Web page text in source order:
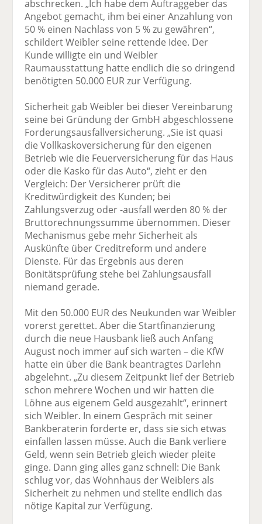
abschrecken. „Ich habe dem Auftraggeber das
Angebot gemacht, ihm bei einer Anzahlung von
50 % einen Nachlass von 5 % zu gewähren“,
schildert Weibler seine rettende Idee. Der
Kunde willigte ein und Weibler
Raumausstattung hatte endlich die so dringend
benötigten 50.000 EUR zur Verfügung.
Sicherheit gab Weibler bei dieser Vereinbarung
seine bei Gründung der GmbH abgeschlossene
Forderungsausfallversicherung. „Sie ist quasi
die Vollkaskoversicherung für den eigenen
Betrieb wie die Feuerversicherung für das Haus
oder die Kasko für das Auto“, zieht er den
Vergleich: Der Versicherer prüft die
Kreditwürdigkeit des Kunden; bei
Zahlungsverzug oder -ausfall werden 80 % der
Bruttorechnungssumme übernommen. Dieser
Mechanismus gebe mehr Sicherheit als
Auskünfte über Creditreform und andere
Dienste. Für das Ergebnis aus deren
Bonitätsprüfung stehe bei Zahlungsausfall
niemand gerade.
Mit den 50.000 EUR des Neukunden war Weibler
vorerst gerettet. Aber die Startfinanzierung
durch die neue Hausbank ließ auch Anfang
August noch immer auf sich warten – die KfW
hatte ein über die Bank beantragtes Darlehn
abgelehnt. „Zu diesem Zeitpunkt lief der Betrieb
schon mehrere Wochen und wir hatten die
Löhne aus eigenem Geld ausgezahlt“, erinnert
sich Weibler. In einem Gespräch mit seiner
Bankberaterin forderte er, dass sie sich etwas
einfallen lassen müsse. Auch die Bank verliere
Geld, wenn sein Betrieb gleich wieder pleite
ginge. Dann ging alles ganz schnell: Die Bank
schlug vor, das Wohnhaus der Weiblers als
Sicherheit zu nehmen und stellte endlich das
nötige Kapital zur Verfügung.